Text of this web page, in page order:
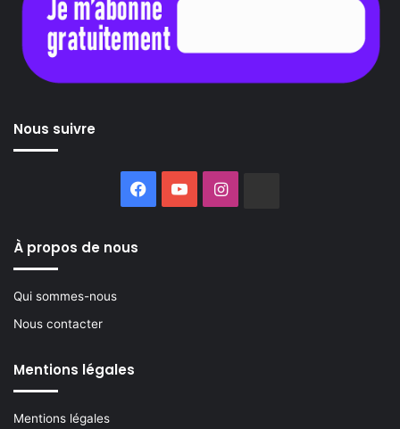
Nous suivre
Facebook
YouTubeInstagram
À propos de nous
Qui sommes-nous
Nous contacter
Mentions légales
Mentions légales